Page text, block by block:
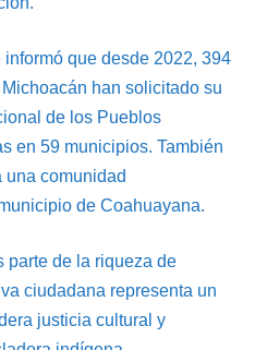
que desde 2022, 394
han solicitado su
de los Pueblos
en 59 municipios. También
una comunidad
de Coahuayana.
parte de la riqueza de
ciudadana representa un
justicia cultural y